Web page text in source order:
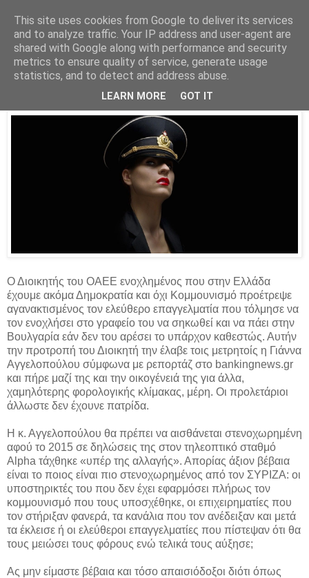
Parakato.gr
Δυνατά και Κομμουνιστικά
Ο Διοικητής του ΟΑΕΕ ενοχλημένος που στην Ελλάδα
έχουμε ακόμα Δημοκρατία και όχι Κομμουνισμό προέτρεψε
αγανακτισμένος τον ελεύθερο επαγγελματία που τόλμησε να
τον ενοχλήσει στο γραφείο του να σηκωθεί και να πάει στην
Βουλγαρία εάν δεν του αρέσει το υπάρχον καθεστώς. Αυτήν
την προτροπή του Διοικητή την έλαβε τοις μετρητοίς η Γιάννα
Αγγελοπούλου σύμφωνα με ρεπορτάζ στο bankingnews.gr
και πήρε μαζί της και την οικογένειά της για άλλα,
χαμηλότερης φορολογικής κλίμακας, μέρη. Οι προλετάριοι
άλλωστε δεν έχουνε πατρίδα.
Η κ. Αγγελοπούλου θα πρέπει να αισθάνεται στενοχωρημένη
αφού το 2015 σε δηλώσεις της στον τηλεοπτικό σταθμό
Alpha τάχθηκε «υπέρ της αλλαγής». Απορίας άξιον βέβαια
είναι το ποιος είναι πιο στενοχωρημένος από τον ΣΥΡΙΖΑ: οι
υποστηρικτές του που δεν έχει εφαρμόσει πλήρως τον
κομμουνισμό που τους υποσχέθηκε, οι επιχειρηματίες που
τον στήριξαν φανερά, τα κανάλια που τον ανέδειξαν και μετά
τα έκλεισε ή οι ελεύθεροι επαγγελματίες που πίστεψαν ότι θα
τους μειώσει τους φόρους ενώ τελικά τους αύξησε;
Ας μην είμαστε βέβαια και τόσο απαισιόδοξοι διότι όπως
This site uses cookies from Google to deliver its services
and to analyze traffic. Your IP address and user-agent are
shared with Google along with performance and security
metrics to ensure quality of service, generate usage
statistics, and to detect and address abuse.
LEARN MORE GOT IT